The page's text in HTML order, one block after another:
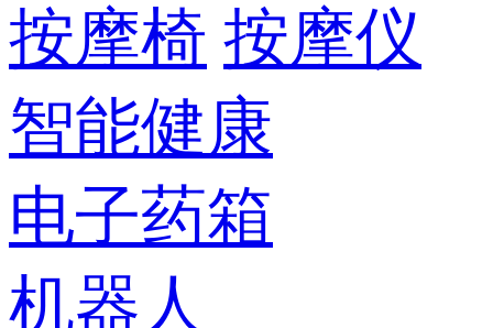
按摩椅 按摩仪
智能健康
电子药箱
机器人